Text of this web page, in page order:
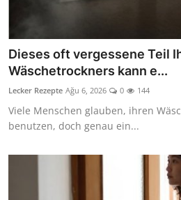
Dieses oft vergessene Teil
Wäschetrockners kann e...
Lecker Rezepte Ağu 6, 2026 0 144
Viele Menschen glauben, ihren
benutzen, doch genau ein...